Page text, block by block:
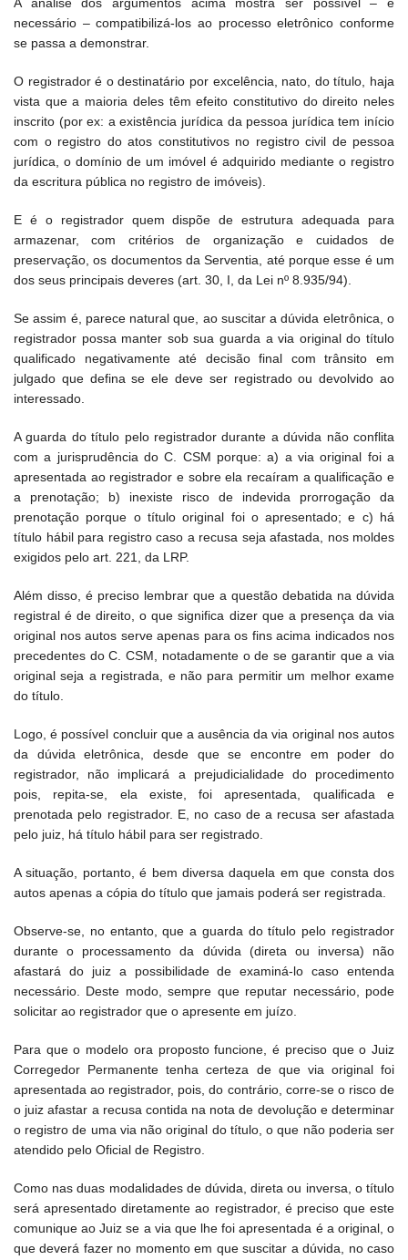
necessário – compatibilizá-los ao processo eletrônico conforme
se passa a demonstrar.
O registrador é o destinatário por excelência, nato, do título, haja
vista que a maioria deles têm efeito constitutivo do direito neles
inscrito (por ex: a existência jurídica da pessoa jurídica tem início
com o registro do atos constitutivos no registro civil de pessoa
jurídica, o domínio de um imóvel é adquirido mediante o registro
da escritura pública no registro de imóveis).
E é o registrador quem dispõe de estrutura adequada para
armazenar, com critérios de organização e cuidados de
preservação, os documentos da Serventia, até porque esse é um
dos seus principais deveres (art. 30, I, da Lei nº 8.935/94).
Se assim é, parece natural que, ao suscitar a dúvida eletrônica, o
registrador possa manter sob sua guarda a via original do título
qualificado negativamente até decisão final com trânsito em
julgado que defina se ele deve ser registrado ou devolvido ao
interessado.
A guarda do título pelo registrador durante a dúvida não conflita
com a jurisprudência do C. CSM porque: a) a via original foi a
apresentada ao registrador e sobre ela recaíram a qualificação e
a prenotação; b) inexiste risco de indevida prorrogação da
prenotação porque o título original foi o apresentado; e c) há
título hábil para registro caso a recusa seja afastada, nos moldes
exigidos pelo art. 221, da LRP.
Além disso, é preciso lembrar que a questão debatida na dúvida
registral é de direito, o que significa dizer que a presença da via
original nos autos serve apenas para os fins acima indicados nos
precedentes do C. CSM, notadamente o de se garantir que a via
original seja a registrada, e não para permitir um melhor exame
do título.
Logo, é possível concluir que a ausência da via original nos autos
da dúvida eletrônica, desde que se encontre em poder do
registrador, não implicará a prejudicialidade do procedimento
pois, repita-se, ela existe, foi apresentada, qualificada e
prenotada pelo registrador. E, no caso de a recusa ser afastada
pelo juiz, há título hábil para ser registrado.
A situação, portanto, é bem diversa daquela em que consta dos
autos apenas a cópia do título que jamais poderá ser registrada.
Observe-se, no entanto, que a guarda do título pelo registrador
durante o processamento da dúvida (direta ou inversa) não
afastará do juiz a possibilidade de examiná-lo caso entenda
necessário. Deste modo, sempre que reputar necessário, pode
solicitar ao registrador que o apresente em juízo.
Para que o modelo ora proposto funcione, é preciso que o Juiz
Corregedor Permanente tenha certeza de que via original foi
apresentada ao registrador, pois, do contrário, corre-se o risco de
o juiz afastar a recusa contida na nota de devolução e determinar
o registro de uma via não original do título, o que não poderia ser
atendido pelo Oficial de Registro.
Como nas duas modalidades de dúvida, direta ou inversa, o título
será apresentado diretamente ao registrador, é preciso que este
comunique ao Juiz se a via que lhe foi apresentada é a original, o
que deverá fazer no momento em que suscitar a dúvida, no caso